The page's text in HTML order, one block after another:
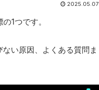
2025.05.07
1つです。
い原因、よくある質問ま